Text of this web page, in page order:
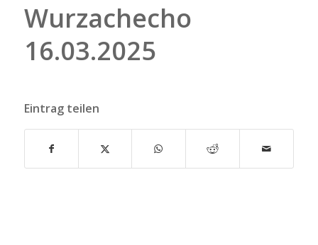
Wurzachecho
16.03.2025
Eintrag teilen